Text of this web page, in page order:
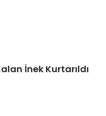
İnek Kurtarıldı